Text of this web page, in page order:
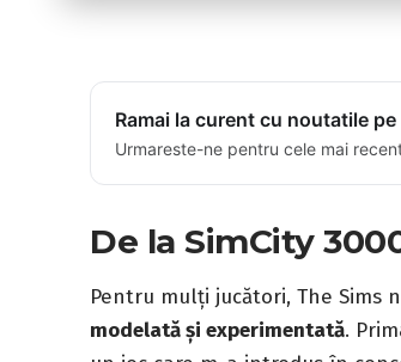
Ramai la curent cu noutatile
Urmareste-ne pentru cele mai
De la SimCity
Pentru mulți jucători, The Sims
modelată și experimentată.